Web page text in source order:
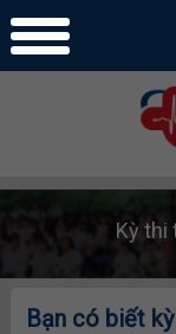
Kỳ thi
Bạn có biết